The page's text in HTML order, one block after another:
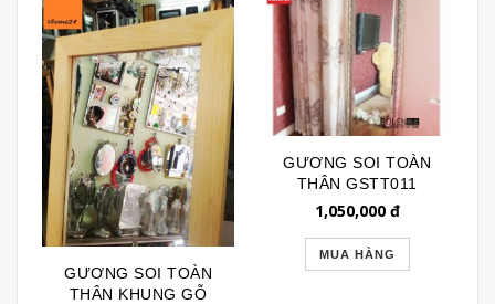
GƯƠNG SOI TOÀN
THÂN KHUNG GỖ
GƯƠNG SOI TOÀN
THÂN GSTT011
1,050,000đ
MUA HÀNG